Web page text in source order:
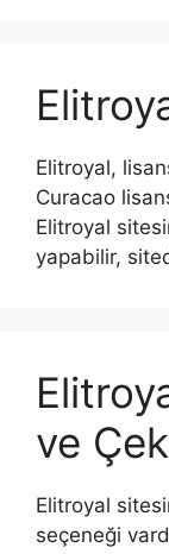
Elitroyal,
Curacao
Elitroyal
yapabilir,
ve
Elitroyal
seçeneği